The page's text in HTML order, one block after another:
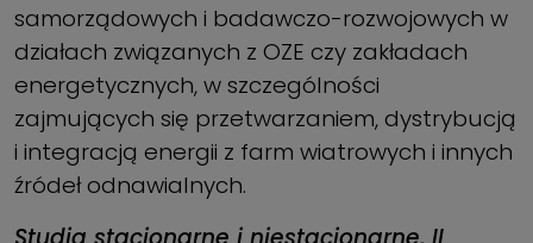
samorządowych i badawczo-rozwojowych w
działach związanych z OZE czy zakładach
energetycznych, w szczególności
zajmujących się przetwarzaniem, dystrybucją
i integracją energii z farm wiatrowych i innych
źródeł odnawialnych.